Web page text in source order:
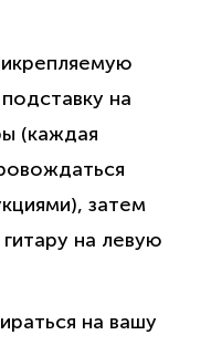
на
(каждая
затем
на левую
на вашу